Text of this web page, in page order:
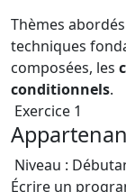
Thèmes abordés
techniques
composées, les
conditionnels.
Exercice 1
Niveau :
Écrire un